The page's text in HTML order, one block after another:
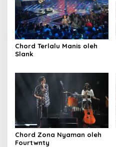
Chord Terlalu Manis oleh
Slank
Chord Zona Nyaman oleh
Fourtwnty